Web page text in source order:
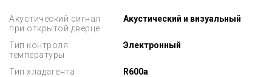
Акустический сигнал
при открытой дверце
Акустический и визуальный
Тип контроля
температуры
Электронный
Тип хладагента
R600a